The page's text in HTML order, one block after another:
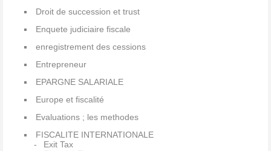
Droit de succession et trust
Enquete judiciaire fiscale
enregistrement des cessions
Entrepreneur
EPARGNE SALARIALE
Europe et fiscalité
Evaluations ; les methodes
FISCALITE INTERNATIONALE
Exit Tax